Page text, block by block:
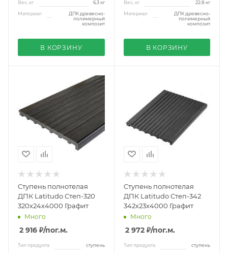
Вес, кг 6,3 кг
Материал
ДПК древесно-
полимерный
композит
В КОРЗИНУ
Вес, кг 22.8 кг
Материал
ДПК древесно-
полимерный
композит
В КОРЗИНУ
Ступень полнотелая
ДПК Latitudo Степ-320
320х24х4000 Графит
Много
2 916 ₽/пог.м.
Тип продукта ступень
Ступень полнотелая
ДПК Latitudo Степ-342
342х23х4000 Графит
Много
2 972 ₽/пог.м.
Тип продукта ступень